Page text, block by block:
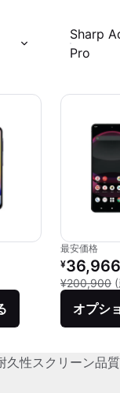
Sharp
Pro
格：
品との比較：¥28,400
最安価格
リファービ
¥36,966
¥200,900
オプシ
久性スクリーン品質